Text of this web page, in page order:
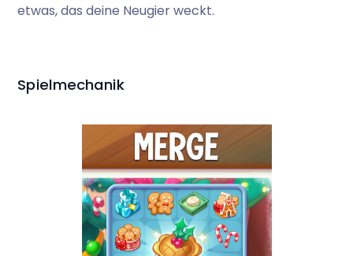
etwas, das deine Neugier weckt.
Spielmechanik